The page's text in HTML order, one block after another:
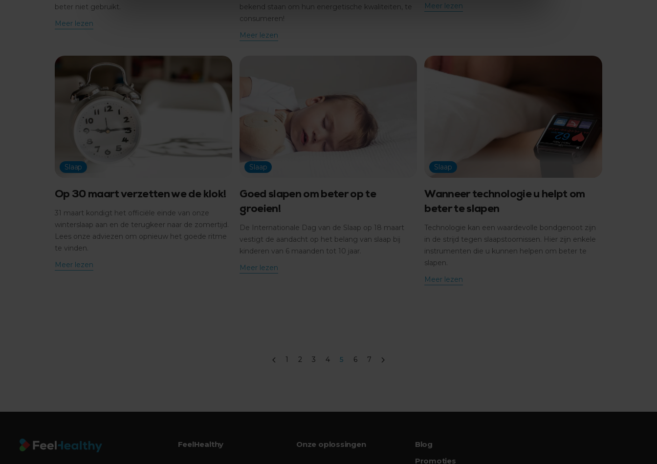
beter niet gebruikt.
Meer lezen
bekend staan om hun energetische kwaliteiten, te
consumeren!
Meer lezen
Meer lezen
Slaap
Op 30 maart verzetten we de klok!
31 maart kondigt het officiële einde van onze
winterslaap aan en de terugkeer naar de zomertijd.
Lees onze adviezen om opnieuw het goede ritme
te vinden.
Meer lezen
Slaap
Goed slapen om beter op te
groeien!
De Internationale Dag van de Slaap op 18 maart
vestigt de aandacht op het belang van slaap bij
kinderen van 6 maanden tot 10 jaar.
Meer lezen
Slaap
Wanneer technologie u helpt om
beter te slapen
Technologie kan een waardevolle bondgenoot zijn
in de strijd tegen slaapstoornissen. Hier zijn enkele
instrumenten die u kunnen helpen om beter te
slapen.
Meer lezen
1 2 3 4 5 6 7
FeelHealthy Onze oplossingen
Blog
Promoties